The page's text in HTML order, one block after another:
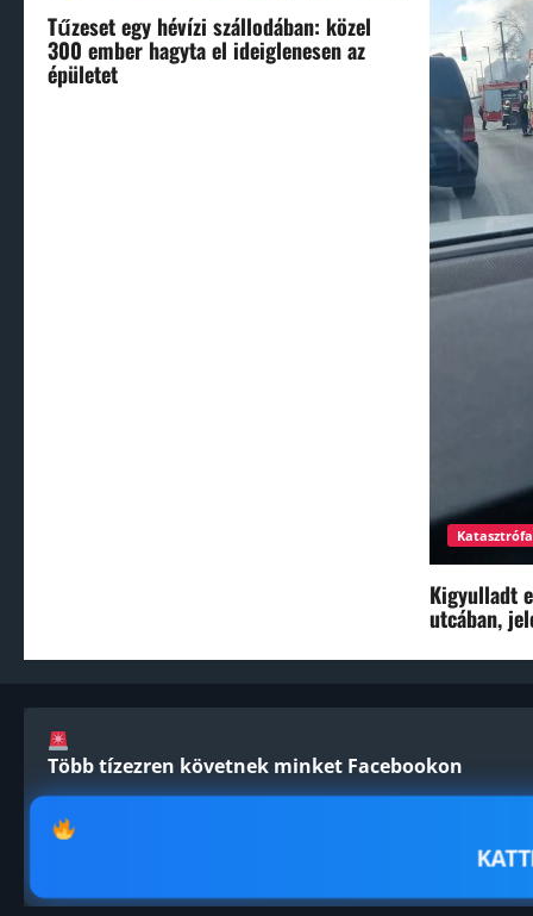
Tűzeset egy hévízi szállodában: közel
300 ember hagyta el ideiglenesen az
épületet
Kigyulladt
utcában,
Több tízezren követnek minket Facebookon